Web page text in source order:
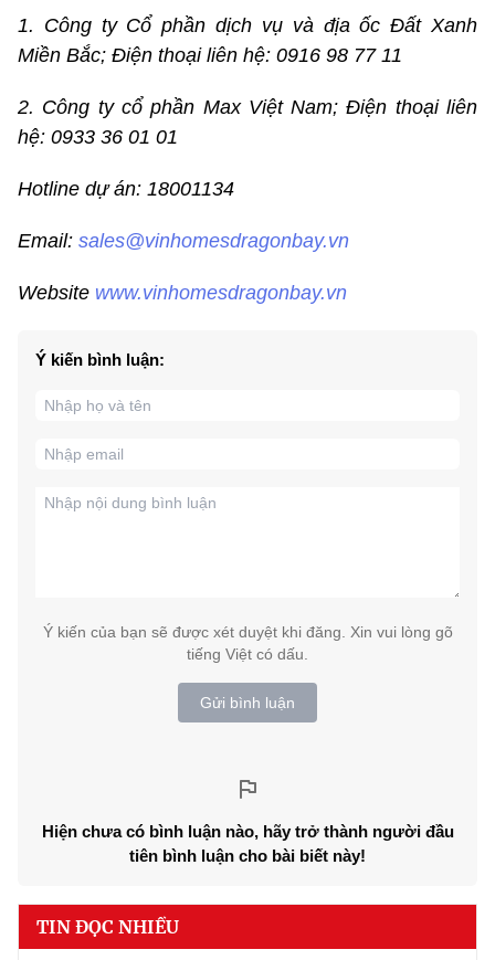
1. Công ty Cổ phần dịch vụ và địa ốc Đất Xanh
Miền Bắc; Điện thoại liên hệ: 0916 98 77 11
2. Công ty cổ phần Max Việt Nam; Điện thoại liên
hệ: 0933 36 01 01
Hotline dự án: 18001134
Email: sales@vinhomesdragonbay.vn
Website www.vinhomesdragonbay.vn
Ý kiến bình luận:
Ý kiến của bạn sẽ được xét duyệt khi đăng. Xin vui lòng gõ
tiếng Việt có dấu.
Gửi bình luận
Hiện chưa có bình luận nào, hãy trở thành người đầu
tiên bình luận cho bài biết này!
TIN ĐỌC NHIỀU